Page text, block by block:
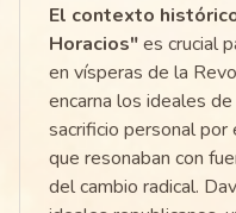
El contexto
Horacios"es crucial
en vísperas de la
encarna los ideales
sacrificio personal
que resonaban con
del cambio radical.